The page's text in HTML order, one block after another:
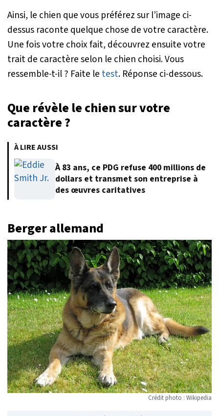
Ainsi, le chien que vous préférez sur l’image ci-
dessus raconte quelque chose de votre caractère.
Une fois votre choix fait, découvrez ensuite votre
trait de caractère selon le chien choisi. Vous
ressemble-t-il ? Faite le test. Réponse ci-dessous.
Que révèle le chien sur votre
caractère ?
À LIRE AUSSI
À 83 ans, ce PDG refuse 400 millions de
dollars et transmet son entreprise à
des œuvres caritatives
Berger allemand
Crédit photo : Wikipedia